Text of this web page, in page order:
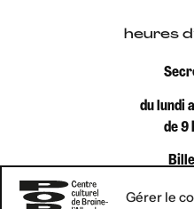
Gérer le
heures
du lundi
de 9
du lundi